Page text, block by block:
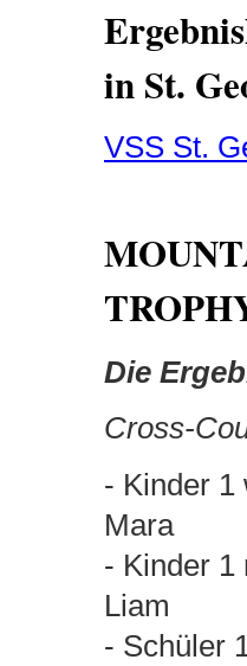
in St.
VSS St.
Die
Cross-
- Kinder 1
Mara
- Kinder 1
Liam
- Schüler